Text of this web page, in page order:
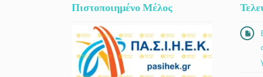
Πιστοποιημένο Μέλος